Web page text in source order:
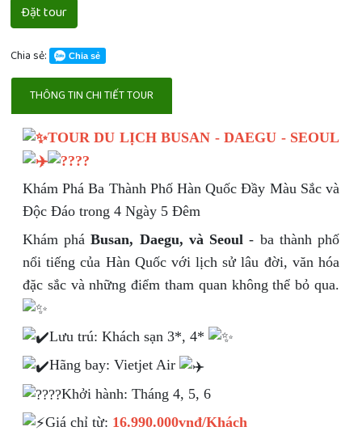
Đặt tour
Chia sẻ: Chia sẻ
THÔNG TIN CHI TIẾT TOUR
TOUR DU LỊCH BUSAN - DAEGU - SEOUL
Khám Phá Ba Thành Phố Hàn Quốc Đầy Màu Sắc và
Độc Đáo trong 4 Ngày 5 Đêm
Khám pháBusan, Daegu, và Seoul- ba thành phố
nổi tiếng của Hàn Quốc với lịch sử lâu đời, văn hóa
đặc sắc và những điểm tham quan không thể bỏ qua.
Lưu trú: Khách sạn 3*, 4*
Hãng bay: Vietjet Air
Khởi hành: Tháng 4, 5, 6
Giá chỉ từ: 16.990.000vnđ/Khách